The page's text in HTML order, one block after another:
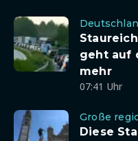
geht auf
mehr
07:41 Uhr
Große
Diese